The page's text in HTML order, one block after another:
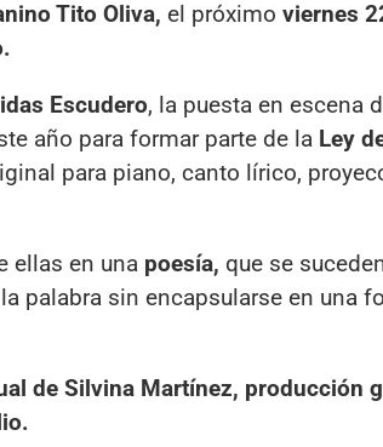
Tito Oliva, el próximo viernes
Escudero, la puesta en escena
año para formar parte de la Ley
para piano, canto lírico,
ellas en una poesía, que se
palabra sin encapsularse en una
de Silvina Martínez, producción